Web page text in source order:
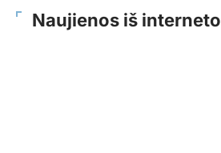
Naujienos iš interneto